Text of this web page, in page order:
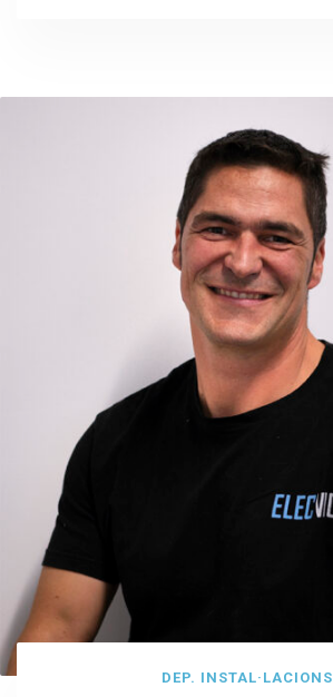
DEP. INSTAL·LACIONS